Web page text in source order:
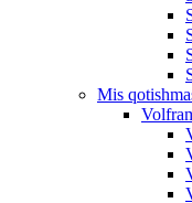
Mis